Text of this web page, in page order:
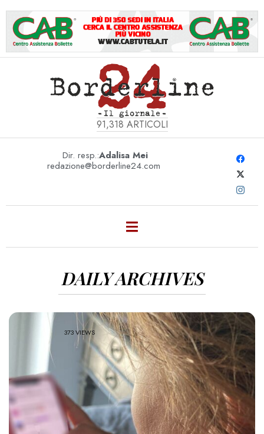
91,318 ARTICOLI
Dir. resp.:Adalisa Mei
redazione@borderline24.com
DAILY ARCHIVES
373 VIEWS